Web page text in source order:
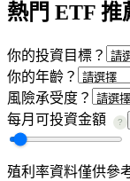
熱門 ETF 推
你的投資目標？
你的年齡？
風險承受度？
每月可投資金額
?
殖利率資料僅供參